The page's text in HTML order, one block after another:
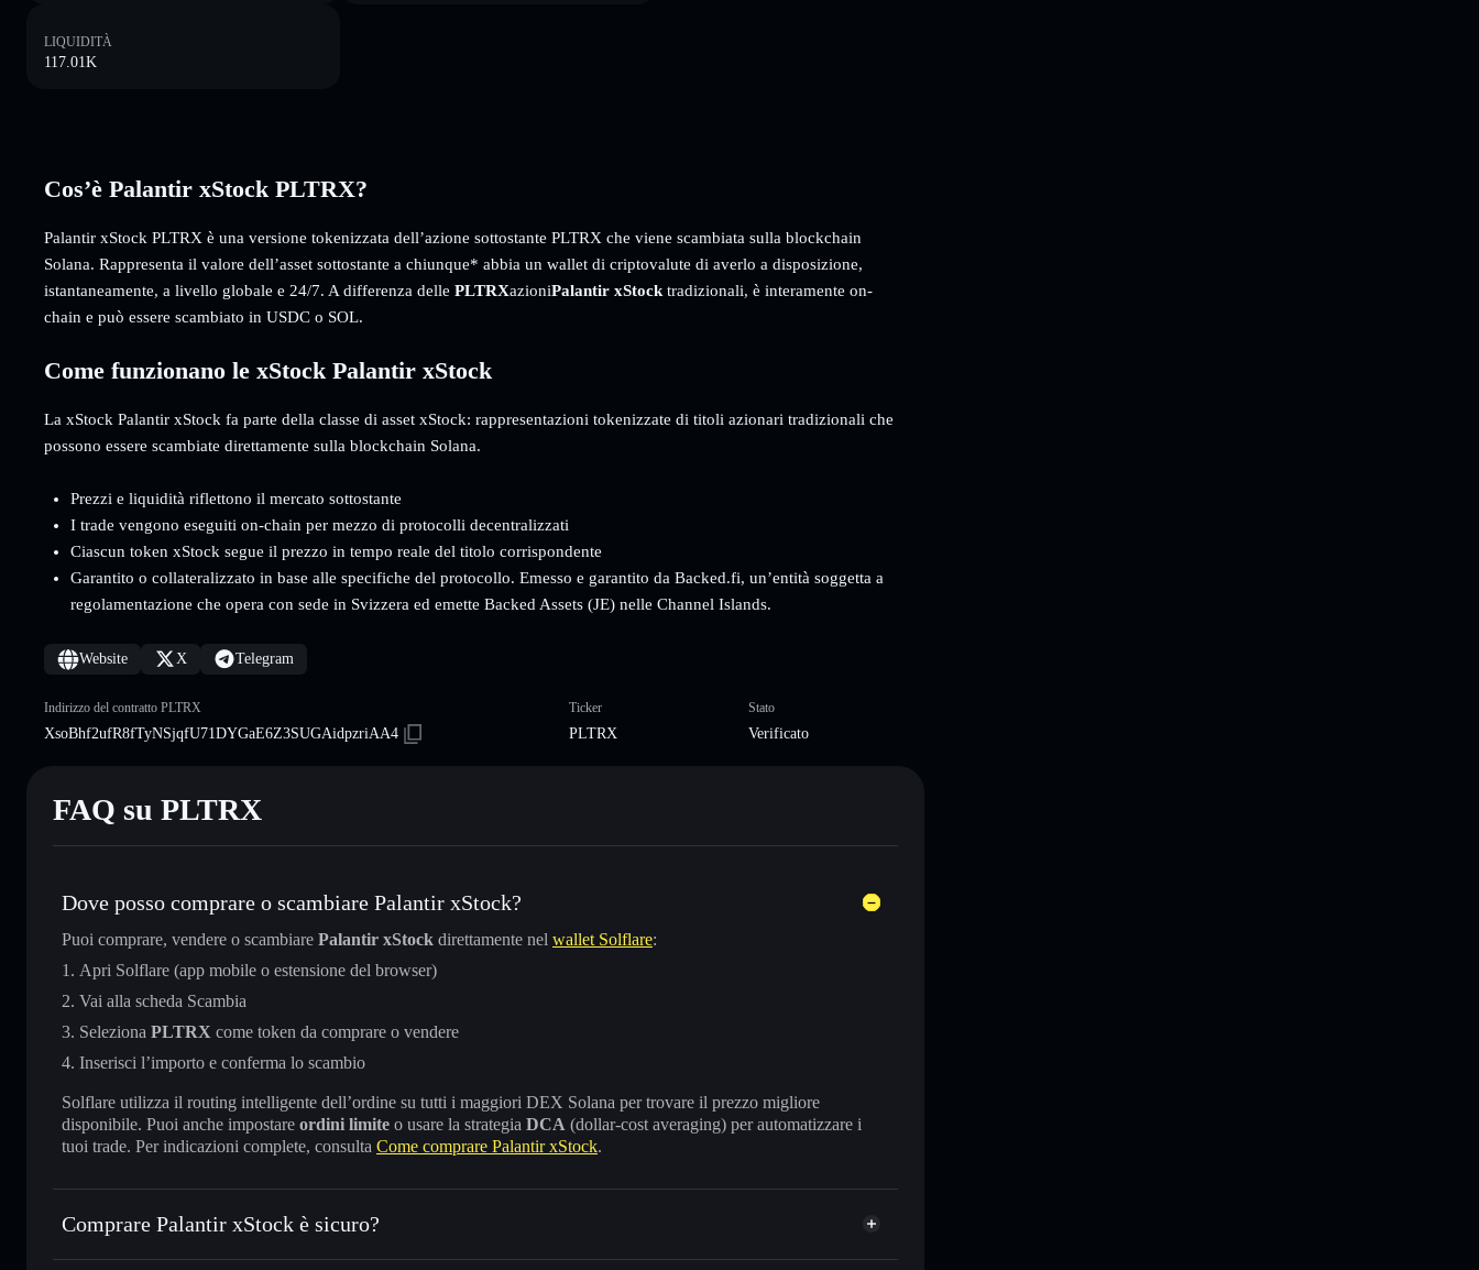
LIQUIDITÀ
117.01K
Cos’è Palantir xStock PLTRX?
Palantir xStock PLTRX è una versione tokenizzata dell’azione sottostante PLTRX che viene scambiata sulla blockchain
Solana. Rappresenta il valore dell’asset sottostante a chiunque* abbia un wallet di criptovalute di averlo a disposizione,
istantaneamente, a livello globale e 24/7. A differenza delle PLTRXazioniPalantir xStock tradizionali, è interamente on-
chain e può essere scambiato in USDC o SOL.
Come funzionano le xStock Palantir xStock
La xStock Palantir xStock fa parte della classe di asset xStock: rappresentazioni tokenizzate di titoli azionari tradizionali che
possono essere scambiate direttamente sulla blockchain Solana.
Prezzi e liquidità riflettono il mercato sottostante
I trade vengono eseguiti on-chain per mezzo di protocolli decentralizzati
Ciascun token xStock segue il prezzo in tempo reale del titolo corrispondente
Garantito o collateralizzato in base alle specifiche del protocollo. Emesso e garantito da Backed.fi, un’entità soggetta a
regolamentazione che opera con sede in Svizzera ed emette Backed Assets (JE) nelle Channel Islands.
Website X Telegram
Indirizzo del contratto PLTRX
XsoBhf2ufR8fTyNSjqfU71DYGaE6Z3SUGAidpzriAA4
Ticker
PLTRX
Stato
Verificato
FAQ su PLTRX
Dove posso comprare o scambiare Palantir xStock?
Puoi comprare, vendere o scambiare Palantir xStock direttamente nel wallet Solflare:
Apri Solflare (app mobile o estensione del browser)
Vai alla scheda Scambia
Seleziona PLTRX come token da comprare o vendere
Inserisci l’importo e conferma lo scambio
Solflare utilizza il routing intelligente dell’ordine su tutti i maggiori DEX Solana per trovare il prezzo migliore
disponibile. Puoi anche impostare ordini limite o usare la strategia DCA (dollar-cost averaging) per automatizzare i
tuoi trade. Per indicazioni complete, consulta Come comprare Palantir xStock.
Comprare Palantir xStock è sicuro?
Palantir xStock token verificato